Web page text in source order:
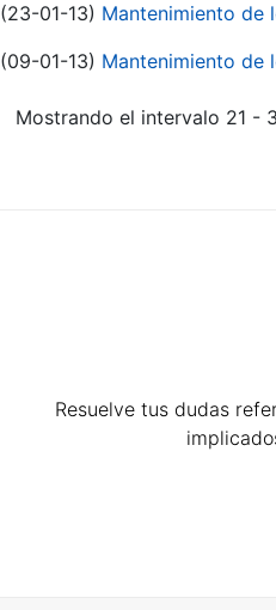
(23-01-13) Mantenimiento de
(09-01-13) Mantenimiento de
Mostrando el intervalo 21 -
Resuelve tus dudas